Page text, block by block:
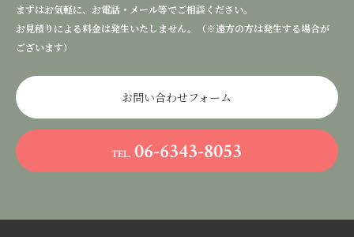
まずはお気軽に、お電話・メール等でご相談ください。
お見積りによる料金は発生いたしません。（※遠方の方は発生する場合が
ございます）
お問い合わせフォーム
TEL. 06-6343-8053